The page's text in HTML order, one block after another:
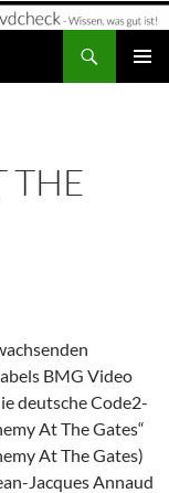
THE
BMG Video
deutsche Code2-
At The Gates“
At The Gates)
Jacques Annaud